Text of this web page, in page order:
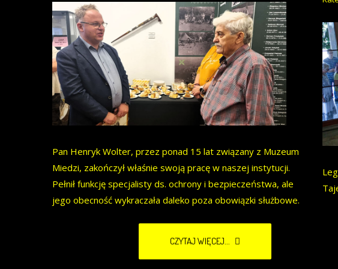
Pan Henryk Wolter, przez ponad 15 lat związany z Muzeum
Miedzi, zakończył właśnie swoją pracę w naszej instytucji.
Pełnił funkcję specjalisty ds. ochrony i bezpieczeństwa, ale
jego obecność wykraczała daleko poza obowiązki służbowe.
CZYTAJ WIĘCEJ...